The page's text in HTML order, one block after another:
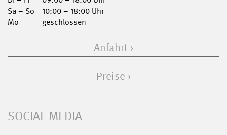
Sa – So
10:00 – 18:00 Uhr
Mo
geschlossen
Anfahrt
Preise
SOCIAL MEDIA